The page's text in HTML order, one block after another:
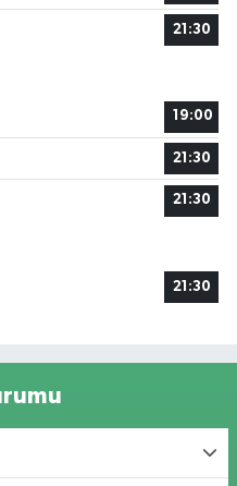
21:30
19:00
21:30
21:30
21:30